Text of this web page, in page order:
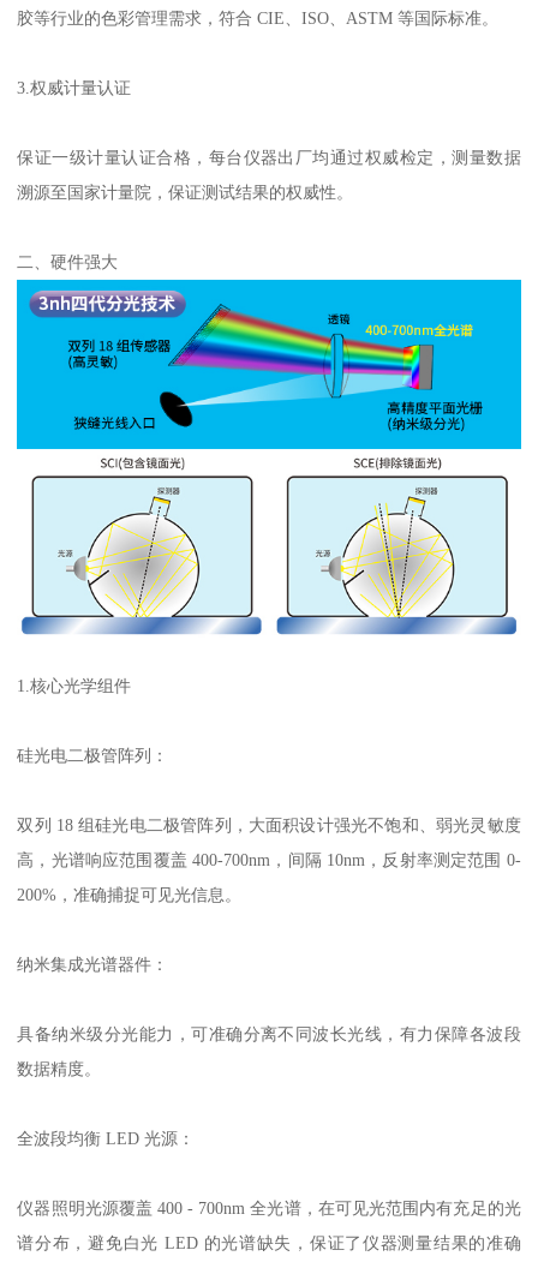
胶等行业的色彩管理需求，符合CIE 、ISO ASTM等国际标准。
3.权威计量认证
保证一级计量认证合格，每台仪器出厂均通过权威检定，测量数据
溯源至国家计量院，保证测试结果的权威性。
二、硬件强大
1.核心光学组件
硅光电二极管阵列：
双列 18组硅光电二极管阵列，大面积设计强光不饱和、弱光灵敏度
高，光谱响应范围覆盖400-700nm ，间隔 10nm ，反射率测定范围 0-
200% ，准确捕捉可见光信息。
纳米集成光谱器件：
具备纳米级分光能力，可准确分离不同波长光线，有力保障各波段
数据精度。
全波段均衡 LED光源：
仪器照明光源覆盖 400 - 700nm全光谱，在可见光范围内有充足的光
谱分布，避免白光 LED 的光谱缺失，保证了仪器测量结果的准确